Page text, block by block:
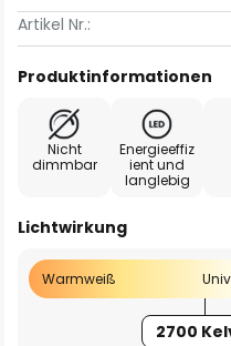
Artikel Nr.:
Produktinformationen
Nicht
dimmbar
Energieeffiz
ient und
langlebig
Lichtwirkung
Warmweiß
2700